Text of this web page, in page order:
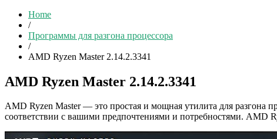
Home
/
Программы для разгона процессора
/
AMD Ryzen Master 2.14.2.3341
AMD Ryzen Master 2.14.2.3341
AMD Ryzen Master — это простая и мощная утилита для разгона
соответствии с вашими предпочтениями и потребностями. AMD